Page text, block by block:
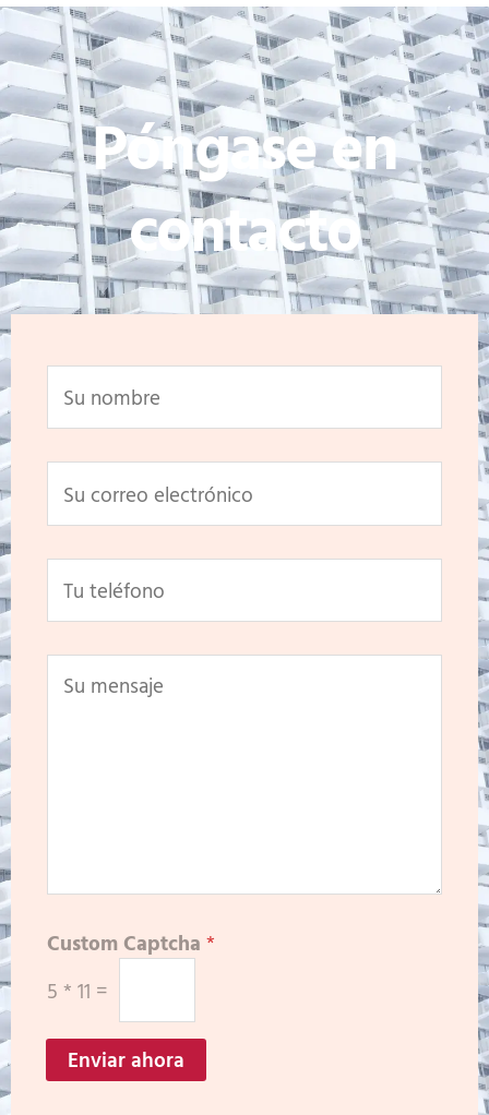
Póngase en
contacto
Custom Captcha *
5 * 11 =
Enviar ahora